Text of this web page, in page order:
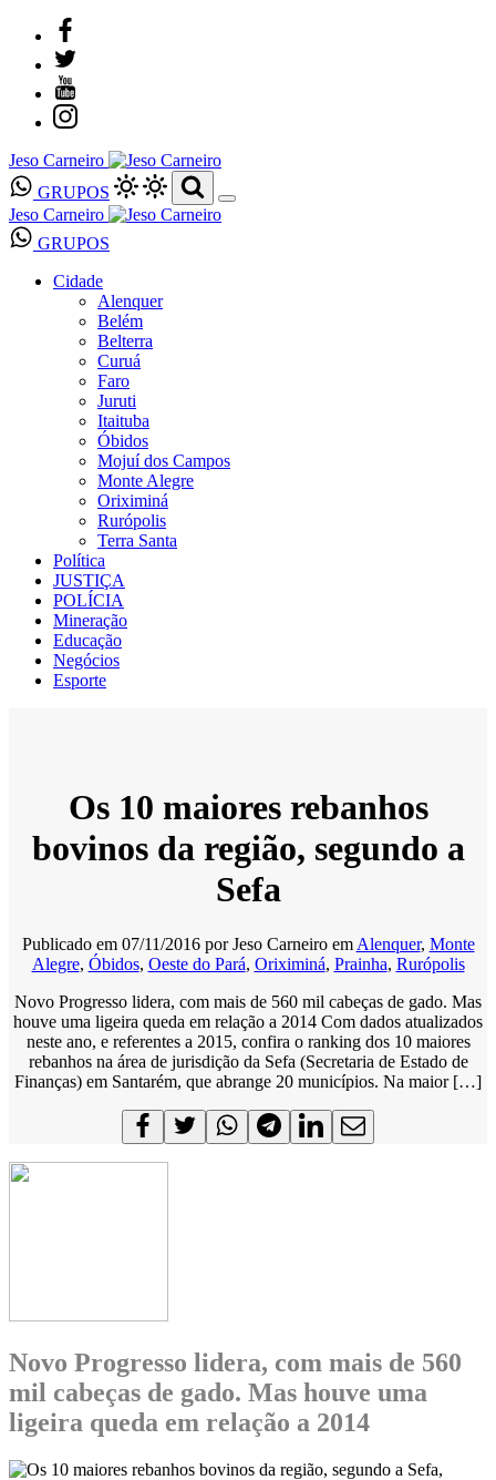
Jeso Carneiro
GRUPOS
Jeso Carneiro
GRUPOS
Cidade
Alenquer
Belém
Belterra
Curuá
Faro
Juruti
Itaituba
Óbidos
Mojuí dos Campos
Monte Alegre
Oriximiná
Rurópolis
Terra Santa
Política
JUSTIÇA
POLÍCIA
Mineração
Educação
Negócios
Esporte
Os 10 maiores rebanhos
bovinos da região, segundo a
Sefa
Publicado em 07/11/2016 porJeso Carneiro em Alenquer, Monte
Alegre, Óbidos, Oeste do Pará, Oriximiná, Prainha, Rurópolis
Novo Progresso lidera, com mais de 560 mil cabeças de gado. Mas
houve uma ligeira queda em relação a 2014 Com dados atualizados
neste ano, e referentes a 2015, confira o ranking dos 10 maiores
rebanhos na área de jurisdição da Sefa (Secretaria de Estado de
Finanças) em Santarém, que abrange 20 municípios. Na maior […]
Novo Progresso lidera, com mais de 560
mil cabeças de gado. Mas houve uma
ligeira queda em relação a 2014